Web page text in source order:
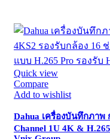
Quick view
Compare
Add to wishlist
Dahua เครื่องบันทึกภาพ
Channel 1U 4K &